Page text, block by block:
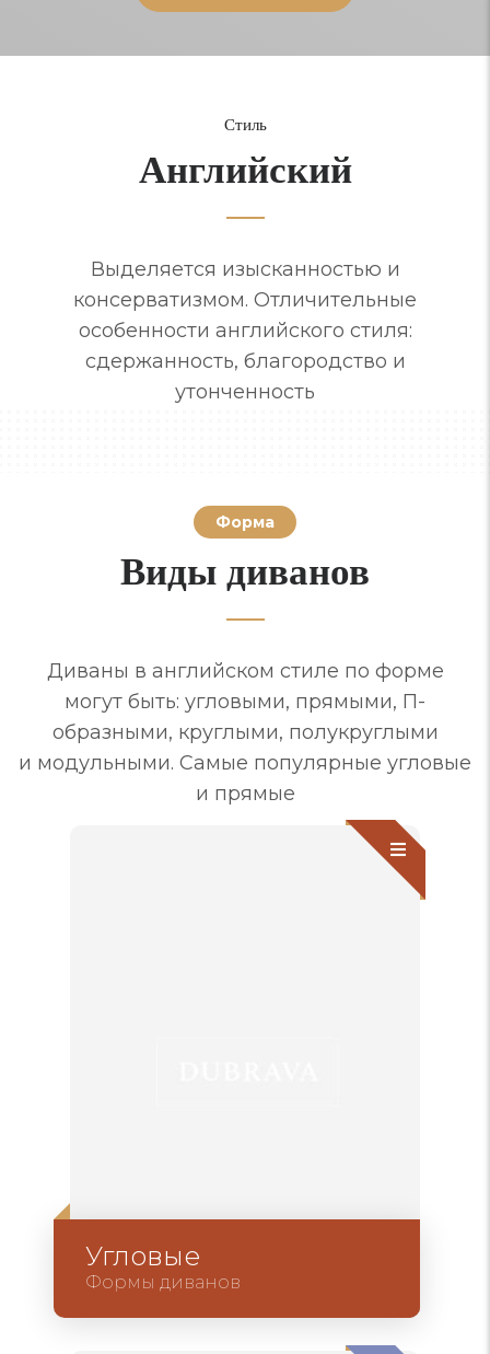
Стиль
Английский
Выделяется изысканностью и
консерватизмом. Отличительные
особенности английского стиля:
сдержанность, благородство и
утонченность
Форма
Виды диванов
Диваны в английском стиле по форме
могут быть: угловыми, прямыми, П-
образными, круглыми, полукруглыми
и модульными. Самые популярные угловые
и прямые
Угловые
Формы диванов